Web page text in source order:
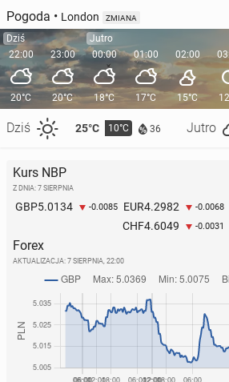
Pogoda • London ZMIANA
Dziś
22:00
20°C
Dziś 25°C 10°C 36 Jutro
23:00
20°C
Jutro
00:00
18°C
01:00
17°C
02:00
15°C
Kurs NBP
Z DNIA: 7 SIERPNIA
GBP5.0134 -0.0085 EUR4.2982 -0.0068
CHF4.6049 -0.0031
Forex
AKTUALIZACJA: 7 SIERPNIA, 22:00